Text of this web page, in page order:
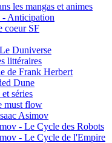
les mangas et animes
- Anticipation
coeur SF
Duniverse
littéraires
de Frank Herbert
Dune
séries
must flow
Asimov
- Le Cycle des Robots
- Le Cycle de l'Empire